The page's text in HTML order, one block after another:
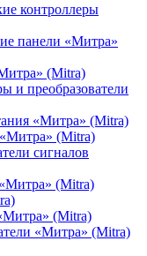
контроллеры
панели «Митра»
(Mitra)
и преобразователи
«Митра» (Mitra)
(Mitra)
сигналов
(Mitra)
(Mitra)
«Митра» (Mitra)